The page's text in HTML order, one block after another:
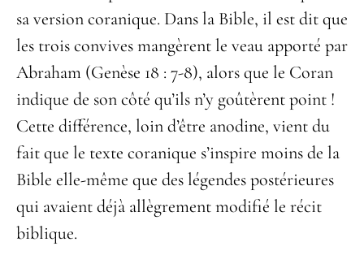
sa version coranique. Dans la Bible, il est dit que
les trois convives mangèrent le veau apporté par
Abraham (Genèse 18 : 7-8), alors que le Coran
indique de son côté qu’ils n’y goûtèrent point !
Cette différence, loin d’être anodine, vient du
fait que le texte coranique s’inspire moins de la
Bible elle-même que des légendes postérieures
qui avaient déjà allègrement modifié le récit
biblique.